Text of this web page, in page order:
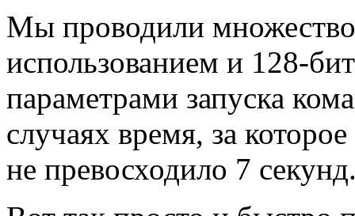
Мы проводили множество
использованием и 128-
параметрами запуска
случаях время, за
не превосходило 7